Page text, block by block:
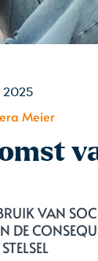
2025
Meier
VAN
DE